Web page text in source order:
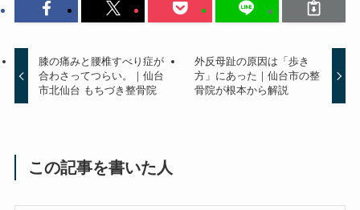
膝の痛みと腰椎すべり症が
合わさってつらい。｜仙台
市北仙台 もちづき整骨院
外反母趾の原因は「歩き
方」にあった｜仙台市の整
骨院が根本から解説
この記事を書いた人